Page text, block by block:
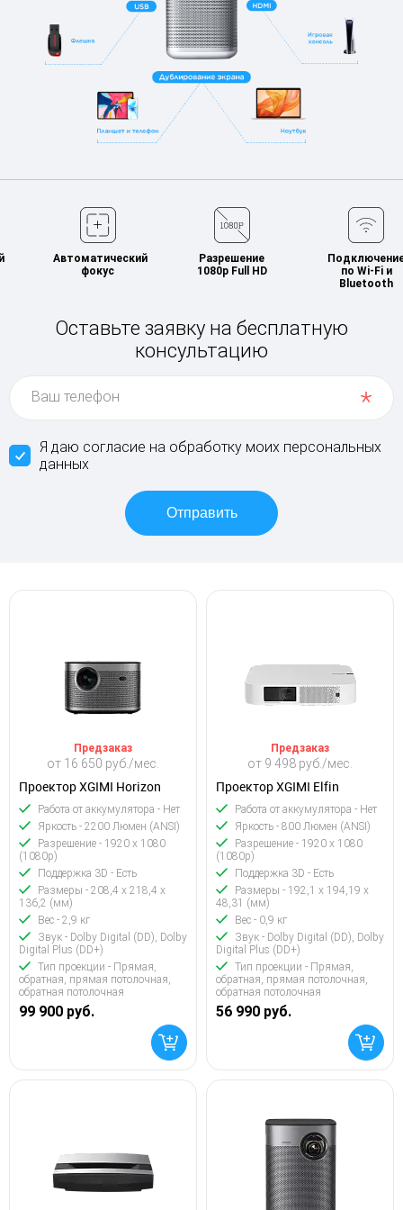
Автоматический
Разрешение
1080p Full HD
Подключение
и
Bluetooth
Оставьте заявку на бесплатную
консультацию
Ваш телефон
Я даю согласие на обработку моих персональных
данных
от 16 650 руб./мес.
Предзаказ
Проектор XGIMI Horizon
Работа от аккумулятора - Нет
Яркость - 2200 Люмен (ANSI)
Разрешение - 1920 x 1080
(1080p)
Поддержка 3D - Есть
Размеры - 208,4 x 218,4 x
136,2 (мм)
Вес - 2,9 кг
Звук - Dolby Digital (DD), Dolby
Digital Plus (DD+)
Тип проекции - Прямая,
обратная, прямая потолочная,
обратная потолочная
99 900 руб.
от 9 498 руб./мес.
Предзаказ
Проектор XGIMI Elfin
Работа от аккумулятора - Нет
Яркость - 800 Люмен (ANSI)
Разрешение - 1920 x 1080
(1080p)
Поддержка 3D - Есть
Размеры - 192,1 x 194,19 x
48,31 (мм)
Вес - 0,9 кг
Звук - Dolby Digital (DD), Dolby
Digital Plus (DD+)
Тип проекции - Прямая,
обратная, прямая потолочная,
обратная потолочная
56 990 руб.